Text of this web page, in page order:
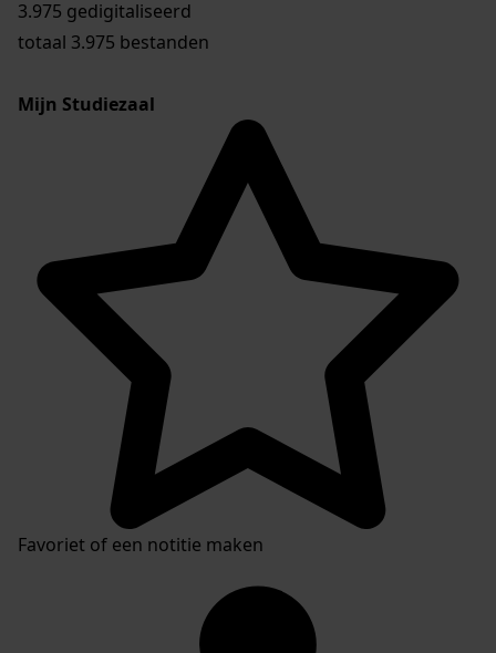
3.975 gedigitaliseerd
totaal 3.975 bestanden
Mijn Studiezaal
Favoriet of een notitie maken